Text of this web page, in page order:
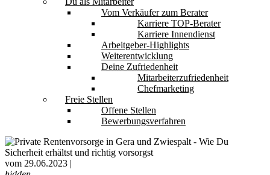
Vom Verkäufer zum Berater
Karriere TOP-Berater
Karriere Innendienst
Arbeitgeber-Highlights
Weiterentwicklung
Deine Zufriedenheit
Mitarbeiterzufriedenheit
Chefmarketing
Freie Stellen
Offene Stellen
Bewerbungsverfahren
vom 29.06.2023 |